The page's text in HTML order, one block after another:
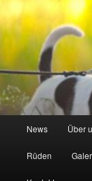
News Über
Rüden